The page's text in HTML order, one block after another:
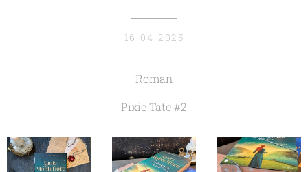
16-04-2025
Roman
Pixie Tate #2